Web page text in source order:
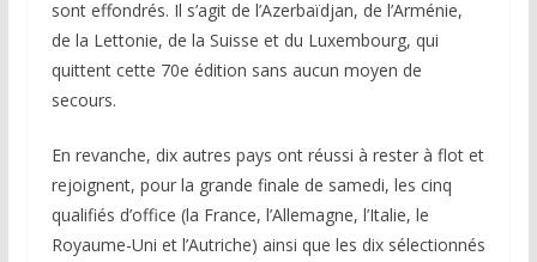
sont effondrés. Il s’agit de l’Azerbaïdjan, de l’Arménie,
de la Lettonie, de la Suisse et du Luxembourg, qui
quittent cette 70e édition sans aucun moyen de
secours.
En revanche, dix autres pays ont réussi à rester à flot et
rejoignent, pour la grande finale de samedi, les cinq
qualifiés d’office (la France, l’Allemagne, l’Italie, le
Royaume-Uni et l’Autriche) ainsi que les dix sélectionnés